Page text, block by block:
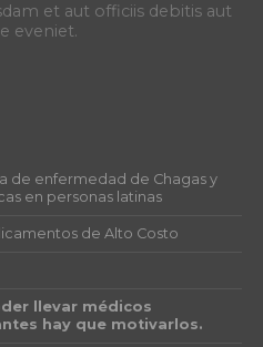
et aut officiis debitis aut
eveniet.
de enfermedad de Chagas y
en personas latinas
de Alto Costo
llevar médicos
hay que motivarlos.